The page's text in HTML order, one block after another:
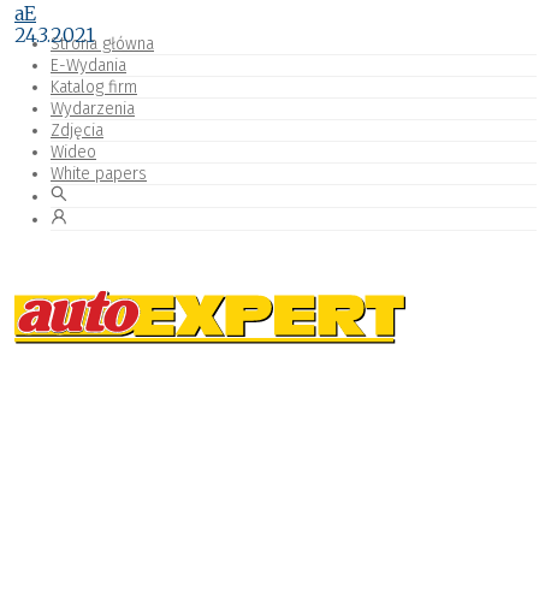
Strona główna
E-Wydania
Katalog firm
Wydarzenia
Zdjęcia
Wideo
White papers
aE
24.3.2021